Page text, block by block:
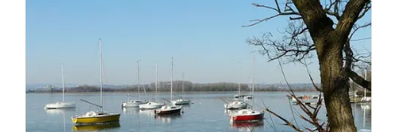
Sorties famille
Expos
Sorties & loisirs